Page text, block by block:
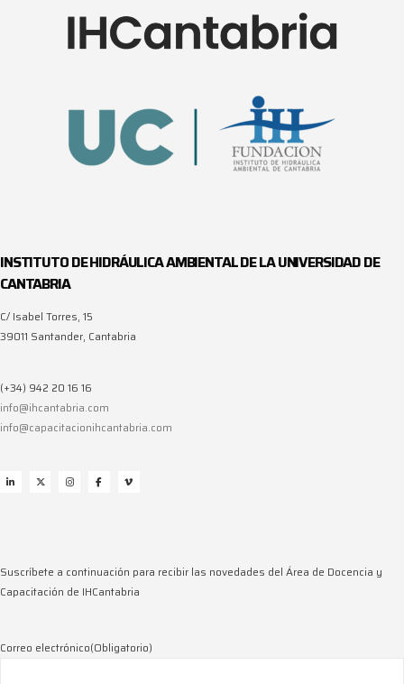
INSTITUTO DE HIDRÁULICA AMBIENTAL DE LA UNIVERSIDAD DE
CANTABRIA
C/ Isabel Torres, 15
39011 Santander, Cantabria
(+34) 942 20 16 16
info@ihcantabria.com
info@capacitacionihcantabria.com
Suscríbete a continuación para recibir las novedades del Área de Docencia y
Capacitación de IHCantabria
Correo electrónico(Obligatorio)